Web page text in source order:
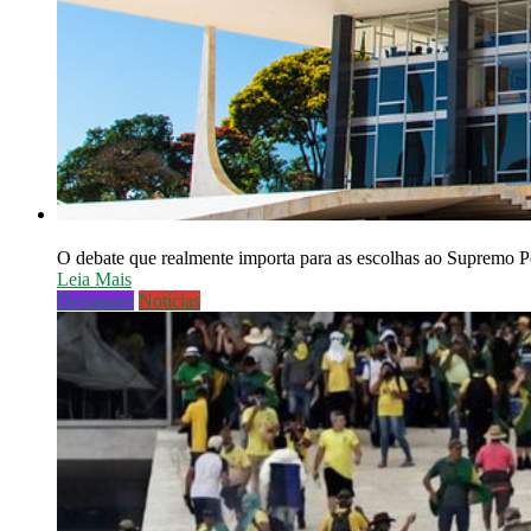
O debate que realmente importa para as escolhas ao
Leia Mais
Destaques Notícias